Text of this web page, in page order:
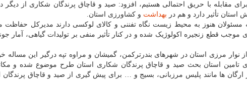
مقابله با حریق احتمالی هستیم، افزود: صید و قاچاق پرندگان شکاری از دیگر
تأثیر دارد و هم در بهداشت و کشاورزی استان.
هنوز به محیط زیست نگاه تفننی و کالای لوکسی دارند مدیرکل حفاظت
قطع زنجیره اکولوژیک شده و در کنار تأثیر منفی بر تولیدات گیاهی، آمار
از نوار مرزی استان در شهرهای بندرترکمن، گمیشان و مراوه تپه درگیر این مساله
تامین استان بحث صید و قاچاق پرندگان شکاری استان طرح موضوع شده و
ها مانند پلیس مرزبانی، بسیج و … برای پیش گیری از صید و قاچاق پرندگان